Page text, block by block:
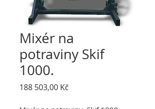
Mixér na
potraviny Skif
1000.
188 503,00 Kč